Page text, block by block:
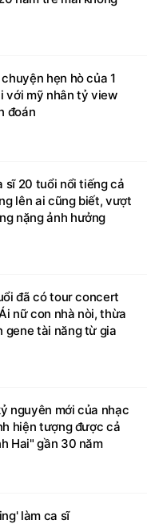
hẹn hò của 1
với mỹ nhân tỷ view
đoán
sĩ 20 tuổi nổi tiếng cả
lên ai cũng biết, vượt
nặng ảnh hưởng
đã có tour concert
nữ con nhà nòi, thừa
gene tài năng từ gia
nguyên mới của nhạc
hiện tượng được cả
Hai" gần 30 năm
làm ca sĩ